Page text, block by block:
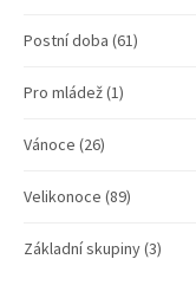
Postní doba (61)
Pro mládež(1)
Vánoce (26)
Velikonoce (89)
Základní skupiny(3)